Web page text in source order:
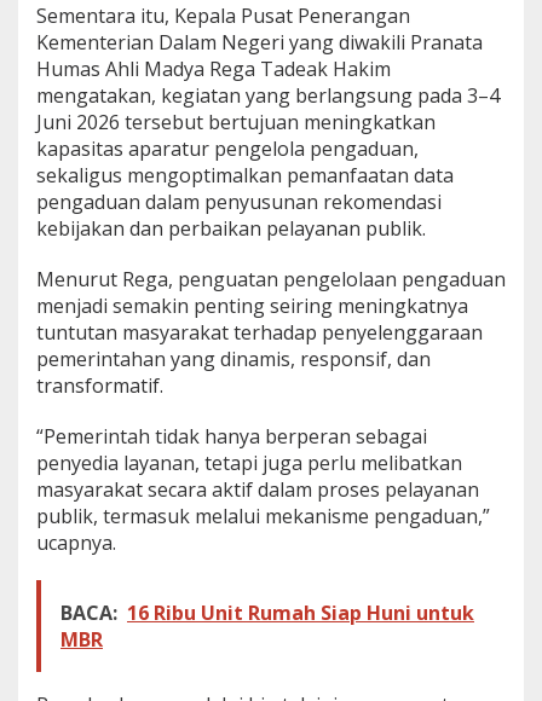
Sementara itu, Kepala Pusat Penerangan
Kementerian Dalam Negeri yang diwakili Pranata
Humas Ahli Madya Rega Tadeak Hakim
mengatakan, kegiatan yang berlangsung pada 3–4
Juni 2026 tersebut bertujuan meningkatkan
kapasitas aparatur pengelola pengaduan,
sekaligus mengoptimalkan pemanfaatan data
pengaduan dalam penyusunan rekomendasi
kebijakan dan perbaikan pelayanan publik.
Menurut Rega, penguatan pengelolaan pengaduan
menjadi semakin penting seiring meningkatnya
tuntutan masyarakat terhadap penyelenggaraan
pemerintahan yang dinamis, responsif, dan
transformatif.
“Pemerintah tidak hanya berperan sebagai
penyedia layanan, tetapi juga perlu melibatkan
masyarakat secara aktif dalam proses pelayanan
publik, termasuk melalui mekanisme pengaduan,”
ucapnya.
BACA: 16 Ribu Unit Rumah Siap Huni untuk
MBR